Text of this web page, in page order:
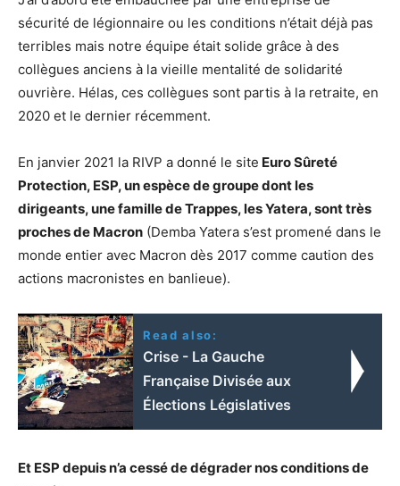
sécurité de légionnaire ou les conditions n’était déjà pas
terribles mais notre équipe était solide grâce à des
collègues anciens à la vieille mentalité de solidarité
ouvrière. Hélas, ces collègues sont partis à la retraite, en
2020 et le dernier récemment.
En janvier 2021 la RIVP a donné le site Euro Sûreté
Protection, ESP, un espèce de groupe dont les
dirigeants, une famille de Trappes, les Yatera, sont très
proches de Macron (Demba Yatera s’est promené dans le
monde entier avec Macron dès 2017 comme caution des
actions macronistes en banlieue).
Read also:
Crise - La Gauche
Française Divisée aux
Élections Législatives
Et ESP depuis n’a cessé de dégrader nos conditions de